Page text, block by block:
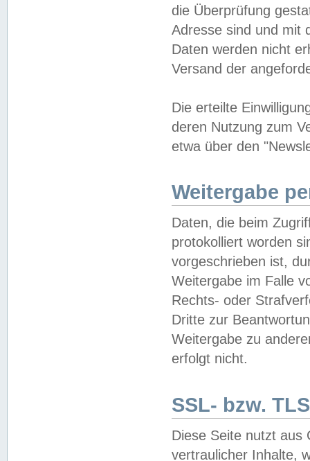
die Überprüfung
Adresse sind und mit
Daten werden nicht
Versand der
Die erteilte
deren Nutzung zum
etwa über den
Weitergabe
Daten, die beim
protokolliert worden
vorgeschrieben ist,
Weitergabe im Falle
Rechts- oder
Dritte zur
Weitergabe zu
erfolgt nicht.
SSL- bzw.
Diese Seite nutzt aus
vertraulicher Inhalte,